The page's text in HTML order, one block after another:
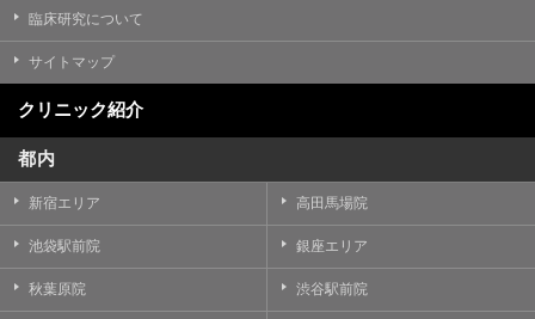
臨床研究について
サイトマップ
クリニック紹介
都内
新宿エリア 高田馬場院
池袋駅前院 銀座エリア
秋葉原院 渋谷駅前院